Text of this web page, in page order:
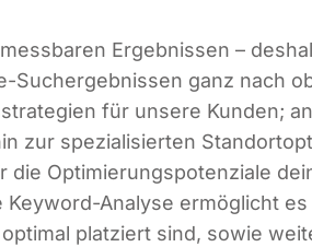
Ergeb­nis­sen –
Such­ergeb­nis­sen ganz nach
für unse­re Kun­den;
zur spe­zia­li­sier­ten
die Opti­mie­rungs­po­ten­zia­le
Key­word-Ana­ly­se ermög­licht
plat­ziert sind, sowie